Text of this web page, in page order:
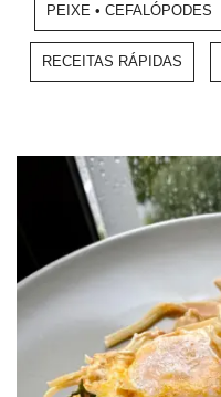
PEIXE • CEFALÓPODES
RECEITAS RÁPIDAS